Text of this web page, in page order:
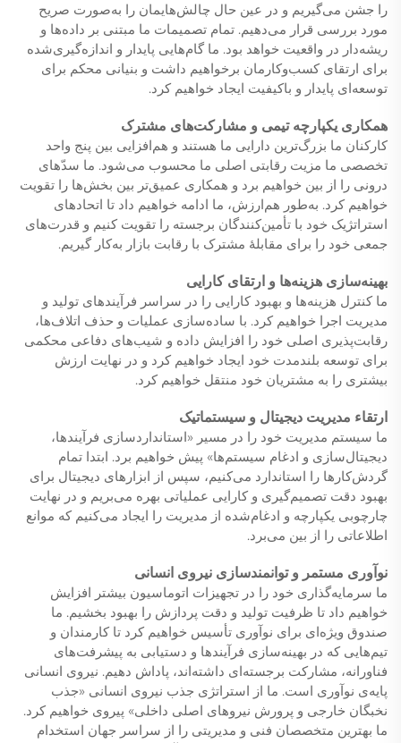
را جشن می‌گیریم و در عین حال چالش‌هایمان را به‌صورت صریح
مورد بررسی قرار می‌دهیم. تمام تصمیمات ما مبتنی بر داده‌ها و
ریشه‌دار در واقعیت خواهد بود. ما گام‌هایی پایدار و اندازه‌گیری‌شده
برای ارتقای کسب‌وکارمان برخواهیم داشت و بنیانی محکم برای
توسعه‌ای پایدار و باکیفیت ایجاد خواهیم کرد.
همکاری یکپارچه تیمی و مشارکت‌های مشترک
کارکنان ما بزرگ‌ترین دارایی ما هستند و هم‌افزایی بین پنج واحد
تخصصی ما مزیت رقابتی اصلی ما محسوب می‌شود. ما سدّهای
درونی را از بین خواهیم برد و همکاری عمیق‌تر بین بخش‌ها را تقویت
خواهیم کرد. به‌طور هم‌ارزش، ما ادامه خواهیم داد تا اتحادهای
استراتژیک خود با تأمین‌کنندگان برجسته را تقویت کنیم و قدرت‌های
جمعی خود را برای مقابلهٔ مشترک با رقابت بازار به‌کار گیریم.
بهینه‌سازی هزینه‌ها و ارتقای کارایی
ما کنترل هزینه‌ها و بهبود کارایی را در سراسر فرآیندهای تولید و
مدیریت اجرا خواهیم کرد. با ساده‌سازی عملیات و حذف اتلاف‌ها،
رقابت‌پذیری اصلی خود را افزایش داده و شیب‌های دفاعی محکمی
برای توسعه بلندمدت خود ایجاد خواهیم کرد و در نهایت ارزش
بیشتری را به مشتریان خود منتقل خواهیم کرد.
ارتقاء مدیریت دیجیتال و سیستماتیک
ما سیستم مدیریت خود را در مسیر «استانداردسازی فرآیندها،
دیجیتال‌سازی و ادغام سیستم‌ها» پیش خواهیم برد. ابتدا تمام
گردش‌کارها را استاندارد می‌کنیم، سپس از ابزارهای دیجیتال برای
بهبود دقت تصمیم‌گیری و کارایی عملیاتی بهره می‌بریم و در نهایت
چارچوبی یکپارچه و ادغام‌شده از مدیریت را ایجاد می‌کنیم که موانع
اطلاعاتی را از بین می‌برد.
نوآوری مستمر و توانمندسازی نیروی انسانی
ما سرمایه‌گذاری خود را در تجهیزات اتوماسیون بیشتر افزایش
خواهیم داد تا ظرفیت تولید و دقت پردازش را بهبود بخشیم. ما
صندوق ویژه‌ای برای نوآوری تأسیس خواهیم کرد تا کارمندان و
تیم‌هایی که در بهینه‌سازی فرآیندها و دستیابی به پیشرفت‌های
فناورانه، مشارکت برجسته‌ای داشته‌اند، پاداش دهیم. نیروی انسانی
پایه‌ی نوآوری است. ما از استراتژی جذب نیروی انسانی «جذب
نخبگان خارجی و پرورش نیروهای اصلی داخلی» پیروی خواهیم کرد.
ما بهترین متخصصان فنی و مدیریتی را از سراسر جهان استخدام